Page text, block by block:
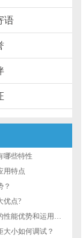
语
哪些特性
用特点
？
优点?
自动锁紧螺丝机的性能优势和运用流程
大小如何调试？